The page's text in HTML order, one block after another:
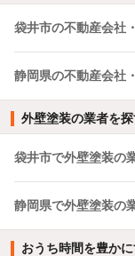
袋井市の不動産会社
静岡県の不動産会社
外壁塗装の業者を
袋井市で外壁塗装の
静岡県で外壁塗装の
おうち時間を豊か